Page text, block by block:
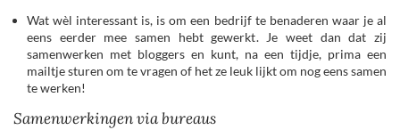
Wat wèl interessant is, is om een bedrijf te benaderen waar je al
eens eerder mee samen hebt gewerkt. Je weet dan dat zij
samenwerken met bloggers en kunt, na een tijdje, prima een
mailtje sturen om te vragen of het ze leuk lijkt om nog eens samen
te werken!
Samenwerkingen via bureaus